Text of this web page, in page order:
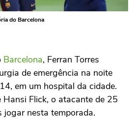
do Barcelona
Barcelona, Ferran Torres
de emergência na noite
em um hospital da cidade.
Hansi Flick, o atacante de 25
jogar nesta temporada.